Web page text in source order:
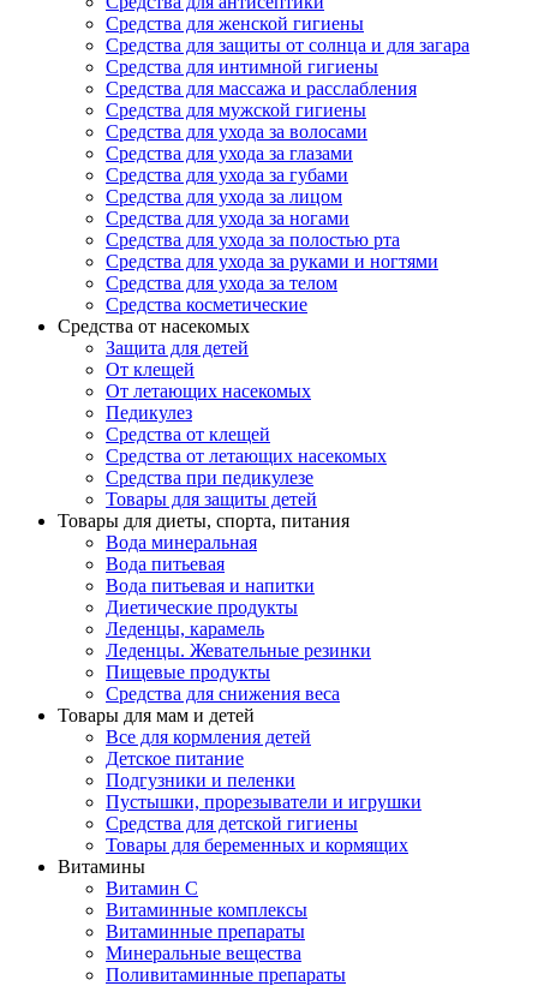
Средства для женской гигиены
Средства для защиты от солнца и для загара
Средства для интимной гигиены
Средства для массажа и расслабления
Средства для мужской гигиены
Средства для ухода за волосами
Средства для ухода за глазами
Средства для ухода за губами
Средства для ухода за лицом
Средства для ухода за ногами
Средства для ухода за полостью рта
Средства для ухода за руками и ногтями
Средства для ухода за телом
Средства косметические
Средства от насекомых
Защита для детей
От клещей
От летающих насекомых
Педикулез
Средства от клещей
Средства от летающих насекомых
Средства при педикулезе
Товары для защиты детей
Товары для диеты, спорта, питания
Вода минеральная
Вода питьевая
Вода питьевая и напитки
Диетические продукты
Леденцы, карамель
Леденцы. Жевательные резинки
Пищевые продукты
Средства для снижения веса
Товары для мам и детей
Все для кормления детей
Детское питание
Подгузники и пеленки
Пустышки, прорезыватели и игрушки
Средства для детской гигиены
Товары для беременных и кормящих
Витамины
Витамин С
Витаминные комплексы
Витаминные препараты
Минеральные вещества
Поливитаминные препараты